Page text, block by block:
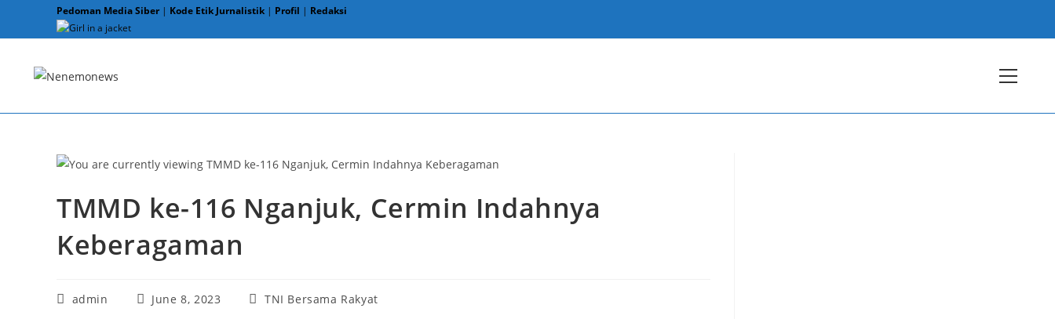
Pedoman Media Siber| Kode Etik Jurnalistik | Profil | Redaksi
View
Menu
TMMD ke-116 Nganjuk, Cermin Indahnya
Keberagaman
Postadmin
PostJune 8, 2023
PostTNI Bersama Rakyat